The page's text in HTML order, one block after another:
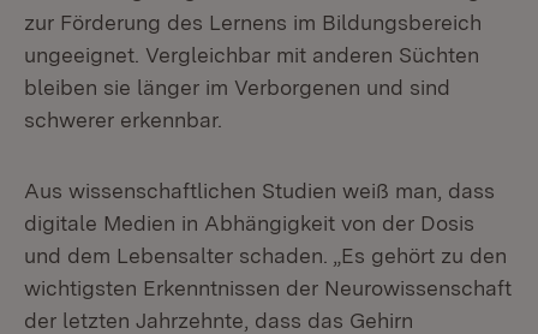
zur Förderung des Lernens im Bildungsbereich
ungeeignet. Vergleichbar mit anderen Süchten
bleiben sie länger im Verborgenen und sind
schwerer erkennbar.
Aus wissenschaftlichen Studien weiß man, dass
digitale Medien in Abhängigkeit von der Dosis
und dem Lebensalter schaden. „Es gehört zu den
wichtigsten Erkenntnissen der Neurowissenschaft
der letzten Jahrzehnte, dass das Gehirn